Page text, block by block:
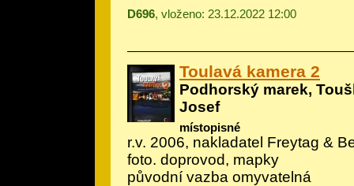
D696, vloženo: 23.12.2022 12:00
Toulavá kamera 2
Podhorský marek,
Josef
místopisné
r.v. 2006, nakladatel Freytag &
foto. doprovod, mapky
původní vazba omyvatelná